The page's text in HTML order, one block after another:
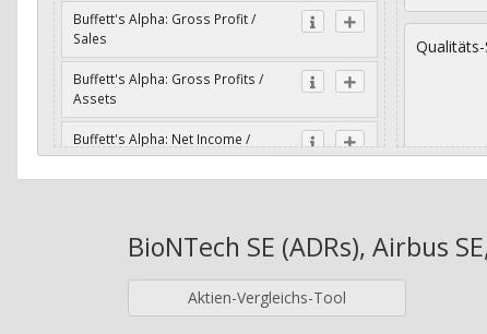
Buffett's Alpha: Gross Profit /
Sales
Buffett's Alpha: Gross Profits /
Assets
Buffett's Alpha: Net Income /
Assets
Buffett's Alpha: Wachstum Gross
Profit / Sales
Buffett's Alpha: Wachstum
Jahre
BioNTech SE (ADRs), Airbus
Aktien-Vergleichs-Tool